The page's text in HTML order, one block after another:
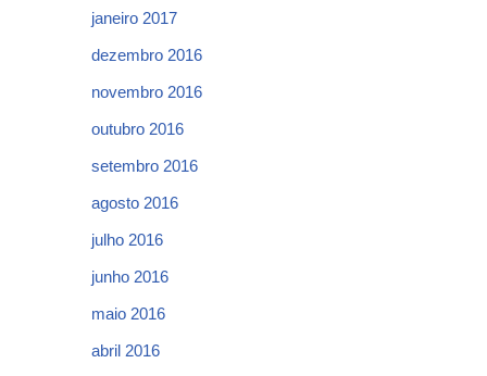
janeiro 2017
dezembro 2016
novembro 2016
outubro 2016
setembro 2016
agosto 2016
julho 2016
junho 2016
maio 2016
abril 2016